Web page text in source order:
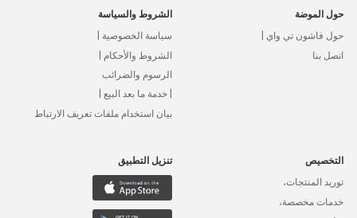
حول الموضة
حول فاشون تي واي |
اتصل بنا
الشروط والسياسة
سياسة الخصوصية |
الشروط والأحكام |
الرسوم والضرائب
| خدمة ما بعد البيع |
بيان استخدام ملفات تعريف الارتباط
التخصيص
توريد المنتجات،
خدمات مخصصة،
تنزيل التطبيق